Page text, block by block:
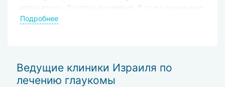
аппаратуры. Доктора вежливые. В то же время мне
приходилось ждать процедуры даже тогда, когда
Подробнее
Ведущие клиники Израиля по
лечению глаукомы